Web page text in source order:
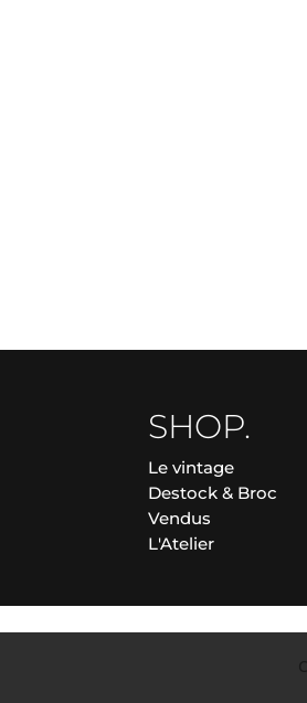
SHOP.
Le vintage
Destock & Broc
Vendus
L'Atelier